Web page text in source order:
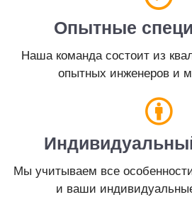
Опытные
Наша команда состоит из
опытных инженеров и
Мы учитываем все
и ваши